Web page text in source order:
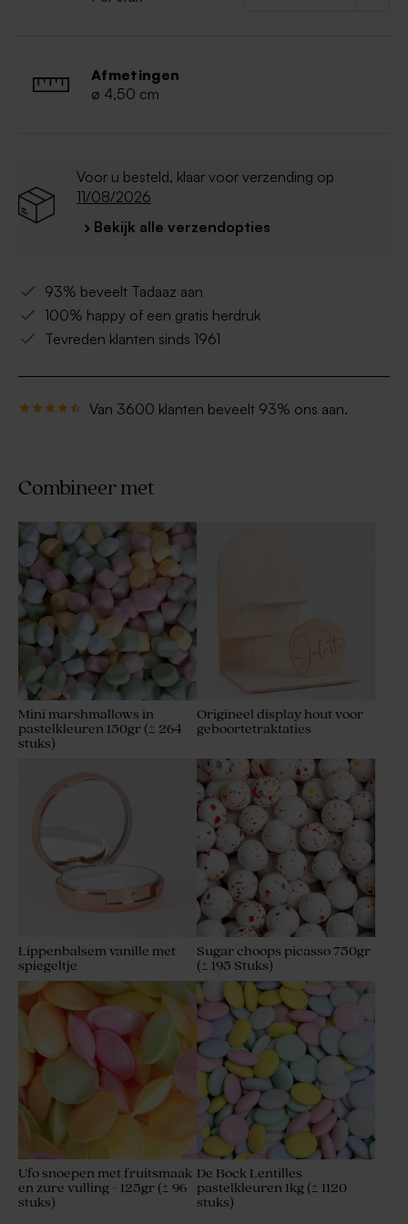
Afmetingen
ø 4,50 cm
Voor u besteld, klaar voor verzending op
11/08/2026
› Bekijk alle verzendopties
93% beveelt Tadaaz aan
100% happy of een gratis herdruk
Tevreden klanten sinds 1961
Van 3600 klanten beveelt 93% ons aan.
Combineer met
Mini marshmallows in
pastelkleuren 150gr (± 264
stuks)
Origineel display hout voor
geboortetraktaties
Lippenbalsem vanille met
spiegeltje
Sugar choops picasso 750gr
(± 195 Stuks)
Ufo snoepen met fruitsmaak
en zure vulling - 125gr (± 96
stuks)
De Bock Lentilles
pastelkleuren 1kg (± 1120
stuks)